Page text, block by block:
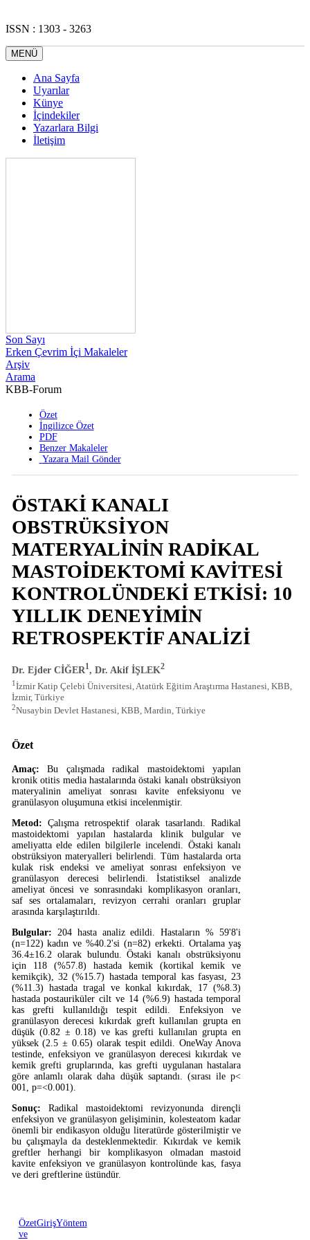
ISSN : 1303 - 3263
MENÜ
Ana Sayfa
Uyarılar
Künye
İçindekiler
Yazarlara Bilgi
İletişim
Son Sayı
Erken Çevrim İçi Makaleler
Arşiv
Arama
KBB-Forum
Özet
İngilizce Özet
PDF
Benzer Makaleler
Yazara Mail Gönder
ÖSTAKİ KANALI
OBSTRÜKSİYON
MATERYALİNİN RADİKAL
MASTOİDEKTOMİ KAVİTESİ
KONTROLÜNDEKİ ETKİSİ: 10
YILLIK DENEYİMİN
RETROSPEKTİF ANALİZİ
Dr. Ejder CİĞER1 , Dr. Akif İŞLEK2
1İzmir Katip Çelebi Üniversitesi, Atatürk Eğitim Araştırma Hastanesi, KBB,
İzmir, Türkiye
2Nusaybin Devlet Hastanesi, KBB, Mardin, Türkiye
Özet
Amaç: Bu çalışmada radikal mastoidektomi yapılan
kronik otitis media hastalarında östaki kanalı obstrüksiyon
materyalinin ameliyat sonrası kavite enfeksiyonu ve
granülasyon oluşumuna etkisi incelenmiştir.
Metod: Çalışma retrospektif olarak tasarlandı. Radikal
mastoidektomi yapılan hastalarda klinik bulgular ve
ameliyatta elde edilen bilgilerle incelendi. Östaki kanalı
obstrüksiyon materyalleri belirlendi. Tüm hastalarda orta
kulak risk endeksi ve ameliyat sonrası enfeksiyon ve
granülasyon derecesi belirlendi. İstatistiksel analizde
ameliyat öncesi ve sonrasındaki komplikasyon oranları,
saf ses ortalamaları, revizyon cerrahi oranları gruplar
arasında karşılaştırıldı.
Bulgular: 204 hasta analiz edildi. Hastaların % 59'8'i
(n=122) kadın ve %40.2'si (n=82) erkekti. Ortalama yaş
36.4±16.2 olarak bulundu. Östaki kanalı obstrüksiyonu
için 118 (%57.8) hastada kemik (kortikal kemik ve
kemikçik), 32 (%15.7) hastada temporal kas fasyası, 23
(%11.3) hastada tragal ve konkal kıkırdak, 17 (%8.3)
hastada postauriküler cilt ve 14 (%6.9) hastada temporal
kas grefti kullanıldığı tespit edildi. Enfeksiyon ve
granülasyon derecesi kıkırdak greft kullanılan grupta en
düşük (0.82 ± 0.18) ve kas grefti kullanılan grupta en
yüksek (2.5 ± 0.65) olarak tespit edildi. OneWay Anova
testinde, enfeksiyon ve granülasyon derecesi kıkırdak ve
kemik grefti gruplarında, kas grefti uygulanan hastalara
göre anlamlı olarak daha düşük saptandı. (sırası ile p<
001, p=<0.001).
Sonuç: Radikal mastoidektomi revizyonunda dirençli
enfeksiyon ve granülasyon gelişiminin, kolesteatom kadar
önemli bir endikasyon olduğu literatürde gösterilmiştir ve
bu çalışmayla da desteklenmektedir. Kıkırdak ve kemik
greftler herhangi bir komplikasyon olmadan mastoid
kavite enfeksiyon ve granülasyon kontrolünde kas, fasya
ve deri greftlerine üstündür.
ÖzetGirişYöntem
ve